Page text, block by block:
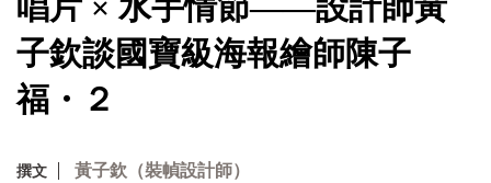
子欽談國寶級海報繪師陳子
福・２
撰文 黃子欽（裝幀設計師）